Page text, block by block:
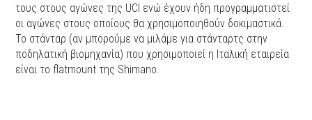
τους στους αγώνες της UCI ενώ έχουν ήδη προγραμματιστεί
οι αγώνες στους οποίους θα χρησιμοποιηθούν δοκιμαστικά.
Το στάνταρ (αν μπορούμε να μιλάμε για στάνταρτς στην
ποδηλατική βιομηχανία) που χρησιμοποιεί η Ιταλική εταιρεία
είναι το flatmount της Shimano.